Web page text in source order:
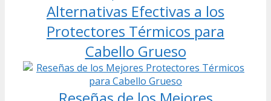
Alternativas Efectivas a los
Protectores Térmicos para
Cabello Grueso